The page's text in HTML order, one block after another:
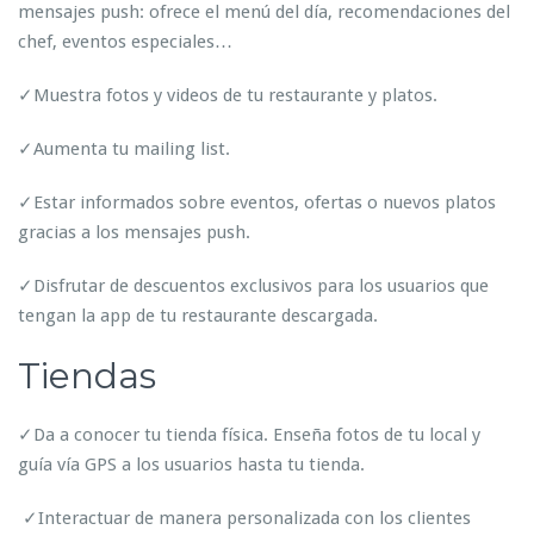
mensajes push: ofrece el menú del día, recomendaciones del
chef, eventos especiales…
✓Muestra fotos y videos de tu restaurante y platos.
✓Aumenta tu mailing list.
✓Estar informados sobre eventos, ofertas o nuevos platos
gracias a los mensajes push.
✓Disfrutar de descuentos exclusivos para los usuarios que
tengan la app de tu restaurante descargada.
Tiendas
✓Da a conocer tu tienda física. Enseña fotos de tu local y
guía vía GPS a los usuarios hasta tu tienda.
✓Interactuar de manera personalizada con los clientes